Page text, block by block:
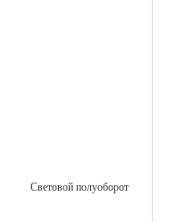
Световой полуоборот